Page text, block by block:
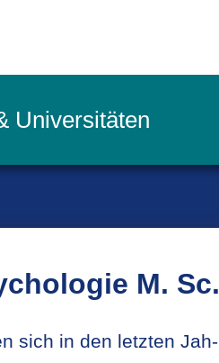
Universitäten
M. Sc.
sich in den letz­ten Jah­